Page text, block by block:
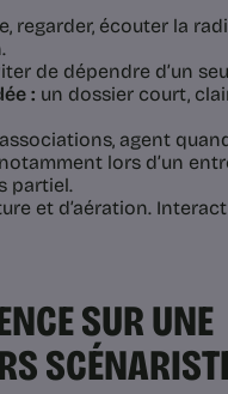
regarder, écouter la
de dépendre d’un
: un dossier court,
associations, agent
notamment lors d’un
partiel.
et d’aération.
SUR UNE